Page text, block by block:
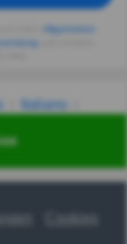
Allgemeinen
Italiano
汉语